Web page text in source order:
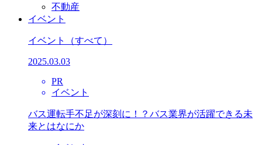
不動産
イベント
イベント （すべて）
2025.03.03
PR
イベント
バス運転手不足が深刻に！？バス業界が活躍できる未
来とはなにか